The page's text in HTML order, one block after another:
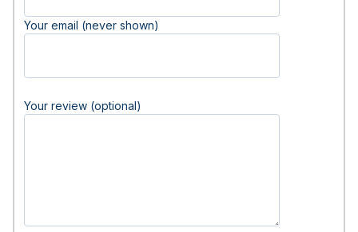
Your email (never shown)
Your review (optional)